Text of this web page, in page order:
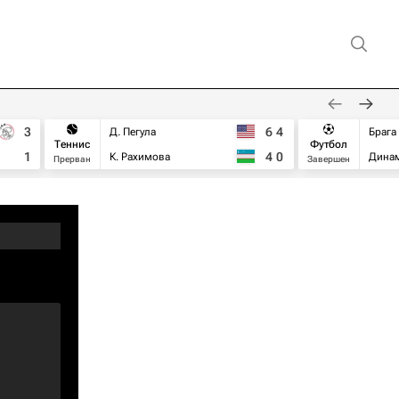
3
1
Теннис
Прерван
Д. Пегула
К. Рахимова
6 4
4 0
Футбол
Завершен
Брага